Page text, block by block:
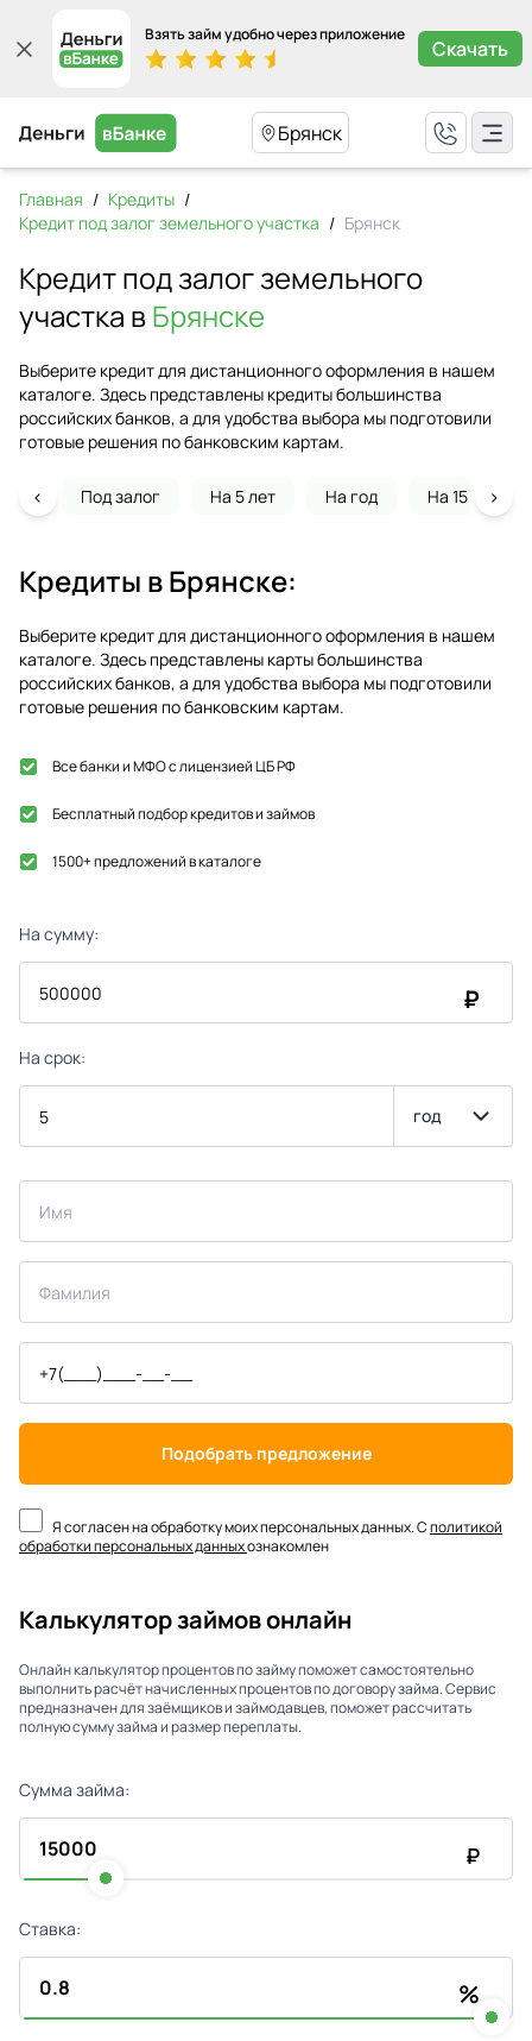
Взять займ удобно через приложение
Скачать
Брянск
Главная / Кредиты /
Кредит под залог земельного участка / Брянск
Кредит под залог земельного
участка вБрянске
Выберите кредит для дистанционного оформления в нашем
каталоге. Здесь представлены кредиты большинства
российских банков, а для удобства выбора мы подготовили
готовые решения по банковским картам.
Под залог На 5 лет На год На 15 лет
‹ ›
Кредиты вБрянске:
Выберите кредит для дистанционного оформления в нашем
каталоге. Здесь представлены карты большинства
российских банков, а для удобства выбора мы подготовили
готовые решения по банковским картам.
Все банки и МФО с лицензией ЦБ РФ
Бесплатный подбор кредитов и займов
1500+ предложений в каталоге
На сумму:
₽
На срок:
год
Подобрать предложение
Я согласен на обработку моих персональных данных. Сполитикой
обработки персональных данныхознакомлен
Калькулятор займов онлайн
Онлайн калькулятор процентов по займу поможет самостоятельно
выполнить расчёт начисленных процентов по договору займа. Сервис
предназначен для заёмщиков и займодавцев, поможет рассчитать
полную сумму займа и размер переплаты.
Сумма займа:
₽
Ставка:
%